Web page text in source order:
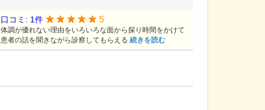
口コミ: 1件 5
体調が優れない理由をいろいろな面から探り時間をかけて
患者の話を聞きながら診察してもらえる 続きを読む